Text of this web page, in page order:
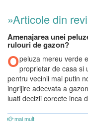
»Articole din
Amenajarea unei
rulouri de gazon?
Opeluza mereu verde
proprietar de casa si
pentru vecinii mai putin
ingrijire adecvata a
luati decizii corecte inca
mai mult